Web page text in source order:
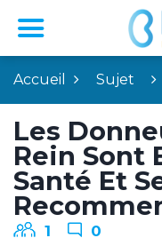
Accueil Sujet
Les
Rein Sont
Santé Et
1 0